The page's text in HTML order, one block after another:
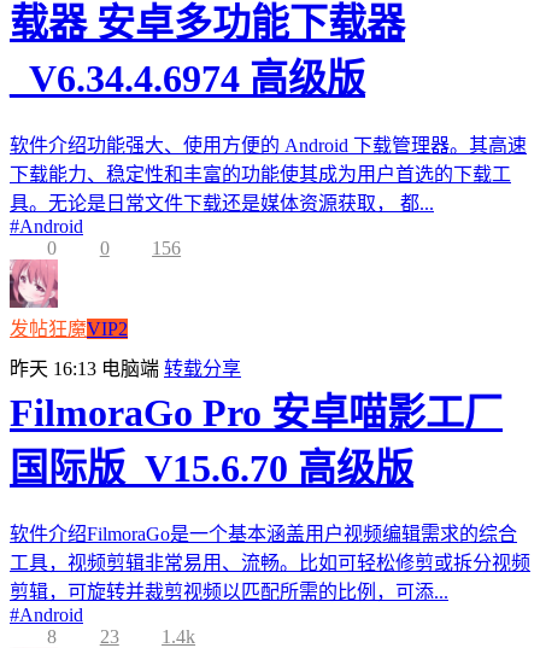
载器 安卓多功能下载器
_V6.34.4.6974 高级版
软件介绍功能强大、使用方便的 Android 下载管理器。其高速
下载能力、稳定性和丰富的功能使其成为用户首选的下载工
具。无论是日常文件下载还是媒体资源获取， 都...
#Android
0
0 156
发帖狂魔VIP2
昨天 16:13 电脑端 转载分享
FilmoraGo Pro 安卓喵影工厂
国际版_V15.6.70 高级版
软件介绍FilmoraGo是一个基本涵盖用户视频编辑需求的综合
工具，视频剪辑非常易用、流畅。比如可轻松修剪或拆分视频
剪辑，可旋转并裁剪视频以匹配所需的比例，可添...
#Android
8
23 1.4k